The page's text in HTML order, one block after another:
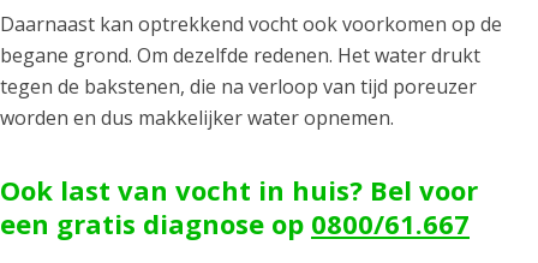
Daarnaast kan optrekkend vocht ook voorkomen op de
begane grond. Om dezelfde redenen. Het water drukt
tegen de bakstenen, die na verloop van tijd poreuzer
worden en dus makkelijker water opnemen.
Ook last van vocht in huis? Bel voor
een gratis diagnose op 0800/61.667